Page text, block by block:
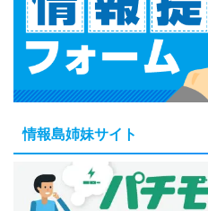
情報島姉妹サイト